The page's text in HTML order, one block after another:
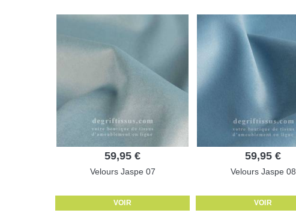
59,95 €
Velours Jaspe 07
VOIR
59,95 €
Velours Jaspe 08
VOIR